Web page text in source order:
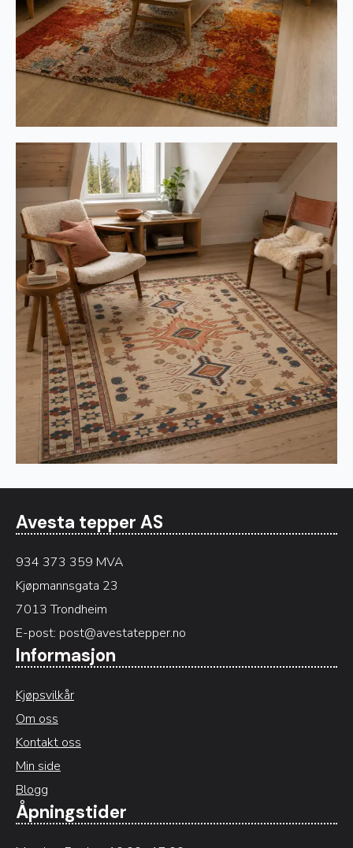
Avesta tepper AS
934 373 359 MVA
Kjøpmannsgata 23
7013 Trondheim
E-post: post@avestatepper.no
Informasjon
Kjøpsvilkår
Om oss
Kontakt oss
Min side
Blogg
Åpningstider